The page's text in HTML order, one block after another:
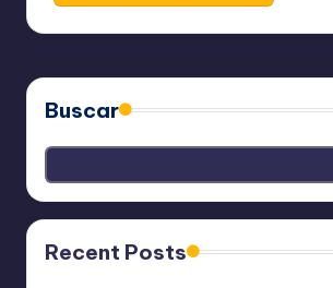
Buscar
Recent Posts